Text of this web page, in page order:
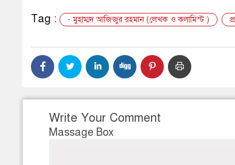
Tag :
- মুহাম্মদ আজিজুর রহমান (লেখক ও কলামিস্ট )
Write Your Comment
Massage Box